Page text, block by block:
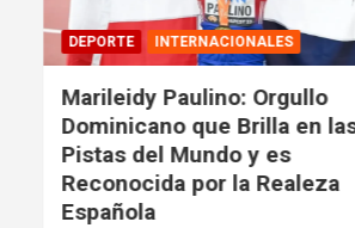
DEPORTE INTERNACIONALES
Marileidy Paulino: Orgullo
Dominicano que Brilla en las
Pistas del Mundo y es
Reconocida por la Realeza
Española